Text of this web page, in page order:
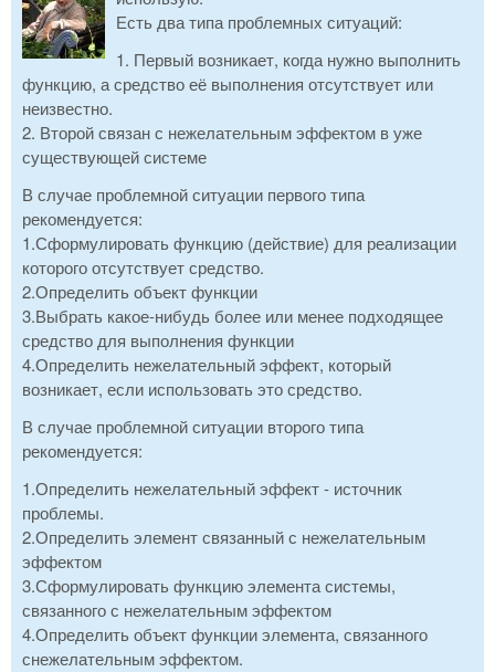
Есть два типа проблемных ситуаций:
1. Первый возникает, когда нужно выполнить
функцию, а средство её выполнения отсутствует или
неизвестно.
2. Второй связан с нежелательным эффектом в уже
существующей системе
В случае проблемной ситуации первого типа
рекомендуется:
1.Сформулировать функцию (действие) для реализации
которого отсутствует средство.
2.Определить объект функции
3.Выбрать какое-нибудь более или менее подходящее
средство для выполнения функции
4.Определить нежелательный эффект, который
возникает, если использовать это средство.
В случае проблемной ситуации второго типа
рекомендуется:
1.Определить нежелательный эффект - источник
проблемы.
2.Определить элемент связанный с нежелательным
эффектом
3.Сформулировать функцию элемента системы,
связанного с нежелательным эффектом
4.Определить объект функции элемента, связанного
снежелательным эффектом.